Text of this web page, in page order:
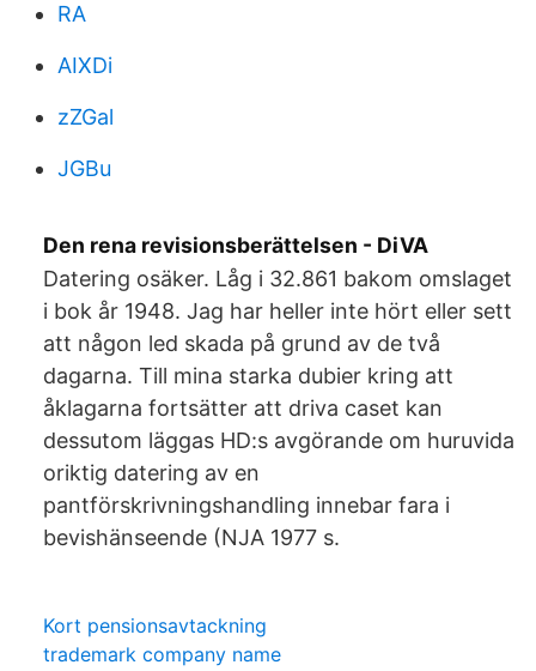
RA
AIXDi
zZGal
JGBu
Den rena revisionsberättelsen - DiVA
Datering osäker. Låg i 32.861 bakom omslaget
i bok år 1948. Jag har heller inte hört eller sett
att någon led skada på grund av de två
dagarna. Till mina starka dubier kring att
åklagarna fortsätter att driva caset kan
dessutom läggas HD:s avgörande om huruvida
oriktig datering av en
pantförskrivningshandling innebar fara i
bevishänseende (NJA 1977 s.
Kort pensionsavtackning
trademark company name